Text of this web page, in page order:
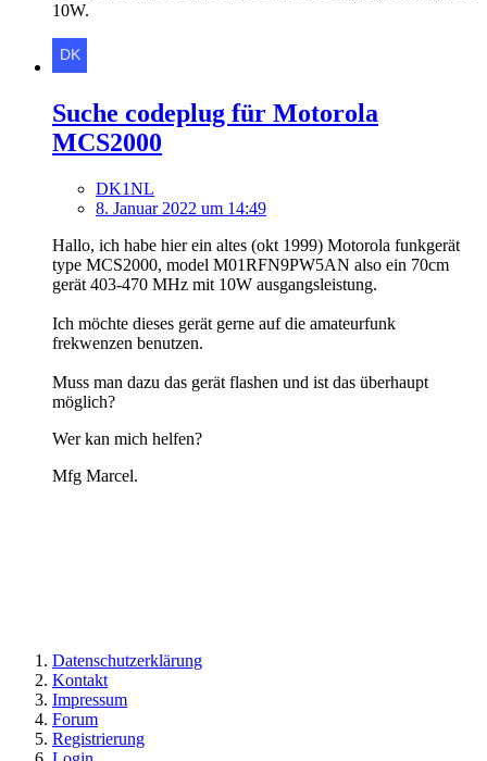
10W.
Suche codeplug für Motorola
MCS2000
DK1NL
8. Januar 2022 um 14:49
Hallo, ich habe hier ein altes (okt 1999) Motorola funkgerät
type MCS2000, model M01RFN9PW5AN also ein 70cm
gerät 403-470 MHz mit 10W ausgangsleistung.
Ich möchte dieses gerät gerne auf die amateurfunk
frekwenzen benutzen.
Muss man dazu das gerät flashen und ist das überhaupt
möglich?
Wer kan mich helfen?
Mfg Marcel.
Datenschutzerklärung
Kontakt
Impressum
Forum
Registrierung